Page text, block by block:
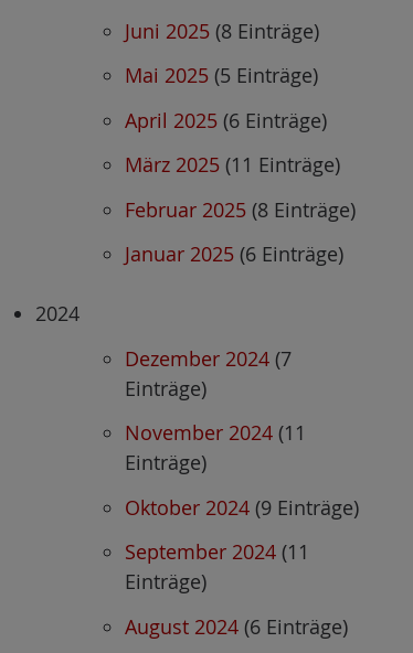
Juni 2025 (8 Einträge)
Mai 2025 (5 Einträge)
April 2025 (6 Einträge)
März 2025 (11 Einträge)
Februar 2025 (8 Einträge)
Januar 2025 (6 Einträge)
2024
Dezember 2024 (7
Einträge)
November 2024 (11
Einträge)
Oktober 2024 (9 Einträge)
September 2024 (11
Einträge)
August 2024 (6 Einträge)